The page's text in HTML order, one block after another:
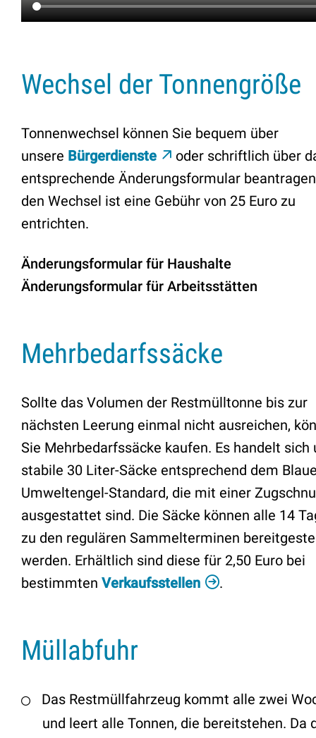
Wechsel der Tonnengröße
Tonnenwechsel können Sie bequem über
unsere Bürgerdienste
oder schriftlich über
entsprechende Änderungsformular
den Wechsel ist eine Gebühr von 25 Euro zu
entrichten.
Änderungsformular für Haushalte
Änderungsformular für Arbeitsstätten
Mehrbedarfssäcke
Sollte das Volumen der Restmülltonne bis zur
nächsten Leerung einmal nicht ausreichen,
Sie Mehrbedarfssäcke kaufen. Es handelt sich
stabile 30 Liter-Säcke entsprechend dem
Umweltengel-Standard, die mit einer
ausgestattet sind. Die Säcke können alle 14
zu den regulären Sammelterminen
werden. Erhältlich sind diese für 2,50 Euro bei
bestimmten Verkaufsstellen .
Müllabfuhr
Das Restmüllfahrzeug kommt alle zwei
und leert alle Tonnen, die bereitstehen. Da